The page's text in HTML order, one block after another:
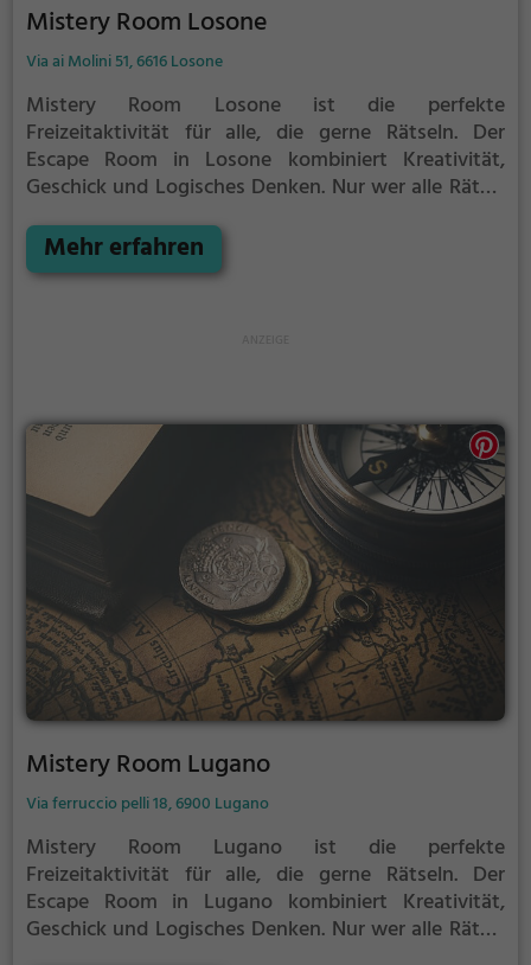
Mistery Room Losone
Via ai Molini 51, 6616 Losone
Mistery Room Losone ist die perfekte
Freizeitaktivität für alle, die gerne Rätseln. Der
Escape Room in Losone kombiniert Kreativität,
Geschick und Logisches Denken. Nur wer alle Rätsel
als Team könnt ihr gewinnen. Im Escape Room ist für
Einzelkämpfer kein Platz. Nur wer als Gruppe
Mehr erfahren
Mistery Room Lugano
Via ferruccio pelli 18, 6900 Lugano
Mistery Room Lugano ist die perfekte
Freizeitaktivität für alle, die gerne Rätseln. Der
Escape Room in Lugano kombiniert Kreativität,
Geschick und Logisches Denken. Nur wer alle Rätsel